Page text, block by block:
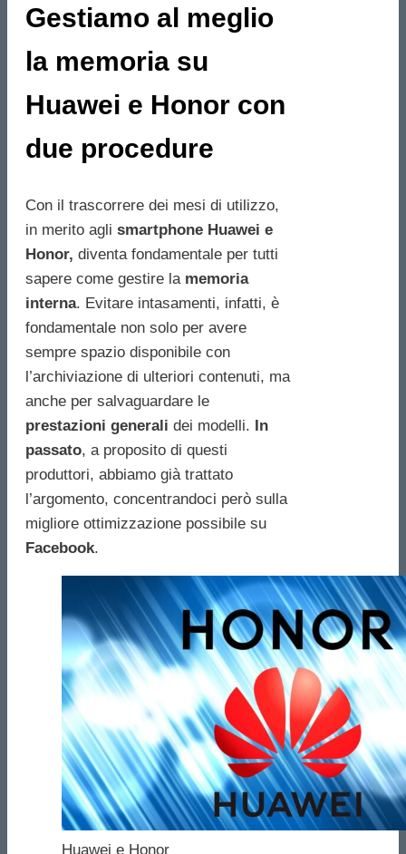
Gestiamo al meglio
la memoria su
Huawei e Honor con
due procedure
Con il trascorrere dei mesi di utilizzo,
in merito agli smartphone Huawei e
Honor, diventa fondamentale per tutti
sapere come gestire la memoria
interna. Evitare intasamenti, infatti, è
fondamentale non solo per avere
sempre spazio disponibile con
l’archiviazione di ulteriori contenuti, ma
anche per salvaguardare le
prestazioni generali dei modelli. In
passato, a proposito di questi
produttori, abbiamo già trattato
l’argomento, concentrandoci però sulla
migliore ottimizzazione possibile su
Facebook.
Huawei e Honor